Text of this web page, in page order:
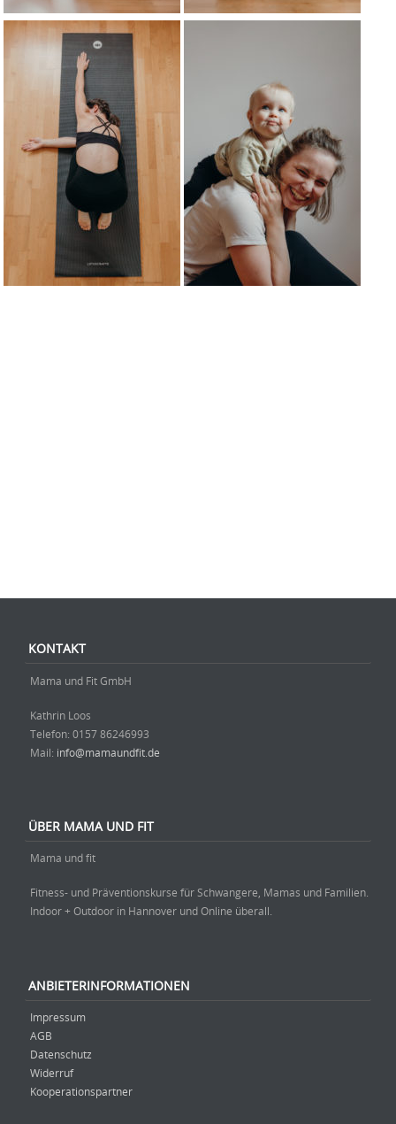
KONTAKT
Mama und Fit GmbH
Kathrin Loos
Telefon: ‭0157 86246993‬
Mail: info@mamaundfit.de
ÜBER MAMA UND FIT
Mama und fit
Fitness- und Präventionskurse für Schwangere, Mamas und Familien.
Indoor + Outdoor in Hannover und Online überall.
ANBIETERINFORMATIONEN
Impressum
AGB
Datenschutz
Widerruf
Kooperationspartner